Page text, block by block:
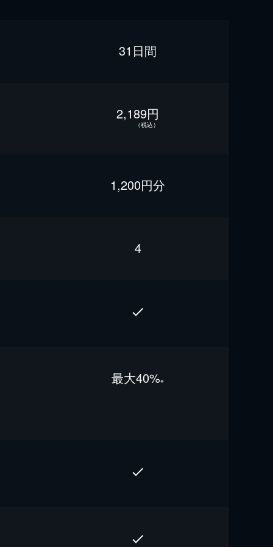
31日間
2,189円
（税込）
1,200円分
4
最⼤40%※